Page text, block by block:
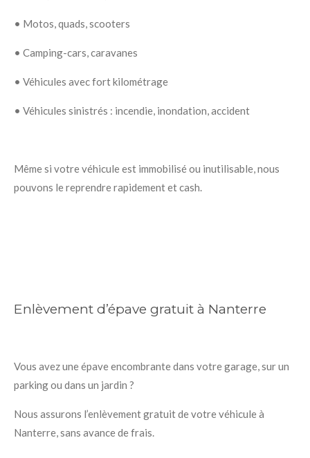
• Motos, quads, scooters
• Camping-cars, caravanes
• Véhicules avec fort kilométrage
• Véhicules sinistrés : incendie, inondation, accident
Même si votre véhicule est immobilisé ou inutilisable, nous
pouvons le reprendre rapidement et cash.
Enlèvement d’épave gratuit à Nanterre
Vous avez une épave encombrante dans votre garage, sur un
parking ou dans un jardin ?
Nous assurons l’enlèvement gratuit de votre véhicule à
Nanterre, sans avance de frais.